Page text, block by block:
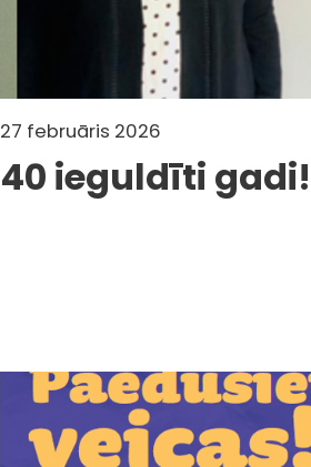
27 februāris 2026
40 ieguldīti gadi!